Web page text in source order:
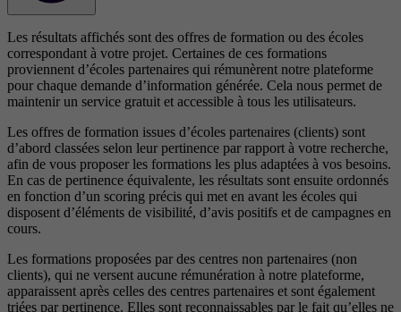
Les résultats affichés sont des offres de formation ou des écoles
correspondant à votre projet. Certaines de ces formations
proviennent d’écoles partenaires qui rémunèrent notre plateforme
pour chaque demande d’information générée. Cela nous permet de
maintenir un service gratuit et accessible à tous les utilisateurs.
Les offres de formation issues d’écoles partenaires (clients) sont
d’abord classées selon leur pertinence par rapport à votre recherche,
afin de vous proposer les formations les plus adaptées à vos besoins.
En cas de pertinence équivalente, les résultats sont ensuite ordonnés
en fonction d’un scoring précis qui met en avant les écoles qui
disposent d’éléments de visibilité, d’avis positifs et de campagnes en
cours.
Les formations proposées par des centres non partenaires (non
clients), qui ne versent aucune rémunération à notre plateforme,
apparaissent après celles des centres partenaires et sont également
triées par pertinence. Elles sont reconnaissables par le fait qu’elles ne